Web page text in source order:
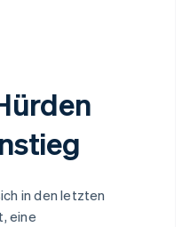
in den letzten
eine